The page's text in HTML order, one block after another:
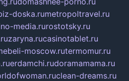
doska.rumetropoltravel.ru
media.rurostotsky.ru
zaryna.rucasinotablet.ru
moscow.rutermomur.ru
erdamchi.rudoramamama.ru
clean-dreams.ru